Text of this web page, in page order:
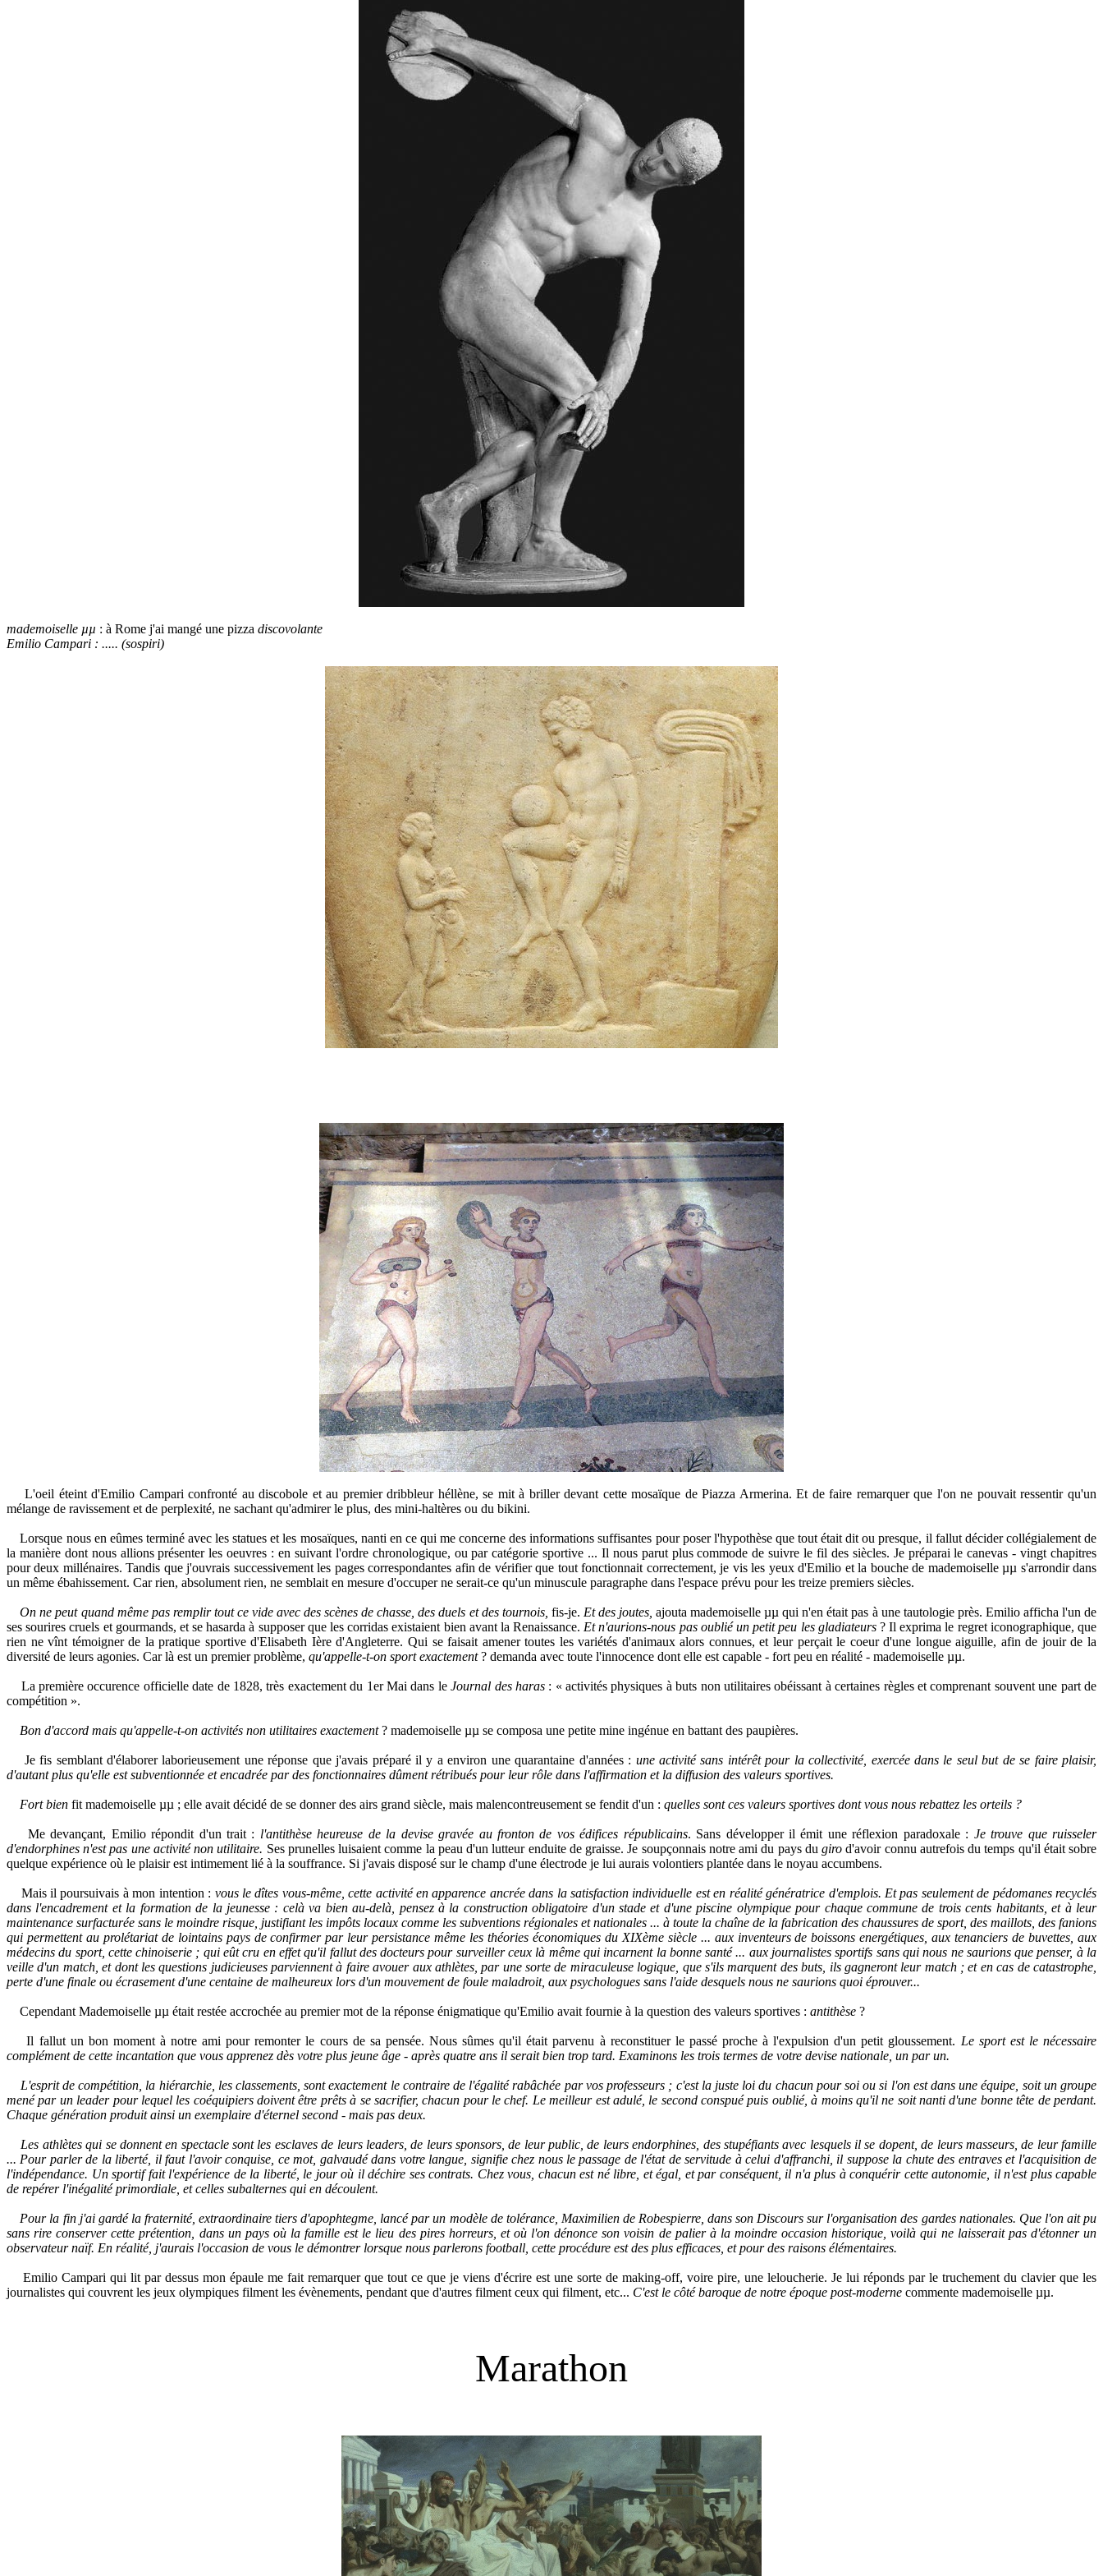
mademoiselle µµ : à Rome j'ai mangé une pizza discovolante
Emilio Campari : ..... (sospiri)
L'oeil éteint d'Emilio Campari confronté au discobole et au premier dribbleur héllène, se mit à briller devant cette mosaïque de Piazza Armerina. Et de faire remarquer que l'on ne pouvait ressentir qu'un
mélange de ravissement et de perplexité, ne sachant qu'admirer le plus, des mini-haltères ou du bikini.
Lorsque nous en eûmes terminé avec les statues et les mosaïques, nanti en ce qui me concerne des informations suffisantes pour poser l'hypothèse que tout était dit ou presque, il fallut décider collégialement de
la manière dont nous allions présenter les oeuvres : en suivant l'ordre chronologique, ou par catégorie sportive ... Il nous parut plus commode de suivre le fil des siècles. Je préparai le canevas - vingt chapitres
pour deux millénaires. Tandis que j'ouvrais successivement les pages correspondantes afin de vérifier que tout fonctionnait correctement, je vis les yeux d'Emilio et la bouche de mademoiselleµµ s'arrondir dans
un même ébahissement. Car rien, absolument rien, ne semblait en mesure d'occuper ne serait-ce qu'un minuscule paragraphe dans l'espace prévu pourles treize premiers siècles.
On ne peut quand même pas remplir tout ce vide avec des scènes de chasse, des duels et des tournois, fis-je. Et des joutes, ajoutamademoiselleµµ qui n'en était pas à une tautologie près. Emilio afficha l'un de
ses sourires cruels et gourmands, et se hasarda à supposer que les corridas existaient bien avant la Renaissance. Et n'aurions-nous pas oublié un petit peu les gladiateurs ? Il exprima le regret iconographique, que
rien ne vînt témoigner de la pratique sportive d'Elisabeth Ière d'Angleterre. Qui se faisait amener toutes les variétés d'animaux alors connues, et leur perçait le coeur d'une longue aiguille, afin de jouir de la
diversité de leurs agonies. Car là est un premier problème, qu'appelle-t-on sport exactement? demanda avec toute l'innocence dont elle est capable - fort peu en réalité - mademoiselle µµ.
La première occurence officielle date de 1828, très exactement du 1er Mai dans leJournal des haras: « activités physiques à buts non utilitaires obéissant à certaines règles et comprenant souvent une part de
compétition ».
Bon d'accord mais qu'appelle-t-on activités non utilitaires exactement? mademoiselle µµ se composa une petite mine ingénue en battant des paupières.
Je fis semblant d'élaborer laborieusement une réponse que j'avais préparé il y a environ une quarantaine d'années : une activité sans intérêt pour la collectivité, exercée dans le seul but de se faire plaisir,
d'autant plus qu'elle est subventionnée et encadrée par des fonctionnaires dûment rétribués pour leur rôle dans l'affirmation et la diffusion des valeurs sportives.
Fort bien fit mademoiselle µµ ; elle avait décidé de se donner des airs grand siècle, mais malencontreusement se fendit d'un : quelles sont ces valeurs sportives dont vous nous rebattez les orteils ?
Me devançant, Emilio répondit d'un trait : l'antithèse heureuse de la devise gravée au fronton de vos édifices républicains. Sans développer il émit une réflexion paradoxale : Je trouve que ruisseler
d'endorphines n'est pas une activité non utilitaire. Ses prunelles luisaient comme la peau d'un lutteur enduite de graisse. Je soupçonnais notre ami du pays dugirod'avoir connu autrefois du temps qu'il était sobre
quelque expérience où le plaisir est intimement lié à la souffrance. Si j'avais disposé sur le champ d'une électrode je lui aurais volontiers plantée dans le noyau accumbens.
Mais il poursuivais à mon intention : vous le dîtes vous-même, cette activité en apparence ancrée dans la satisfaction individuelle est en réalité génératrice d'emplois. Et pas seulement de pédomanes recyclés
dans l'encadrement et la formation de la jeunesse : celà va bien au-delà, pensez à la construction obligatoire d'un stade et d'une piscine olympique pour chaque commune de trois cents habitants, et à leur
maintenance surfacturée sans le moindre risque, justifiant les impôts locaux comme les subventions régionales et nationales ... à toute la chaîne de la fabrication des chaussures de sport, des maillots, des fanions
qui permettent au prolétariat de lointains pays de confirmer par leur persistance même les théories économiques du XIXème siècle ... aux inventeurs de boissons energétiques, aux tenanciers de buvettes, aux
médecins du sport, cette chinoiserie ; qui eût cru en effet qu'il fallut des docteurs pour surveiller ceux là même qui incarnent la bonne santé ... aux journalistes sportifs sans qui nous ne saurions que penser, à la
veille d'un match, et dont les questions judicieuses parviennent à faire avouer aux athlètes, par une sorte de miraculeuse logique, que s'ils marquent des buts, ils gagneront leur match ; et en cas de catastrophe,
perte d'une finale ou écrasement d'une centaine de malheureux lors d'un mouvement de foule maladroit, aux psychologues sans l'aide desquels nous ne saurions quoi éprouver...
Cependant Mademoiselle µµ était restée accrochée au premier mot de la réponse énigmatique qu'Emilio avait fournie à la question des valeurs sportives : antithèse ?
Il fallut un bon moment à notre ami pour remonter le cours de sa pensée. Nous sûmes qu'il était parvenu à reconstituer le passé proche à l'expulsion d'un petit gloussement. Le sport est le nécessaire
complément de cette incantation que vous apprenez dès votre plus jeune âge - après quatre ans il serait bien trop tard. Examinons les trois termes de votre devise nationale, un par un.
L'esprit de compétition, la hiérarchie, les classements, sont exactement le contraire de l'égalité rabâchée par vos professeurs ; c'est la juste loi du chacun pour soi ou si l'on est dans une équipe, soit un groupe
mené par un leader pour lequel les coéquipiers doivent être prêts à se sacrifier, chacun pour le chef. Le meilleur est adulé, le second conspué puis oublié, à moins qu'il ne soit nanti d'une bonne tête de perdant.
Chaque génération produit ainsi un exemplaire d'éternel second - mais pas deux.
Les athlètes qui se donnent en spectacle sont les esclaves de leurs leaders, de leurs sponsors, de leur public, de leurs endorphines, des stupéfiants avec lesquels il se dopent, de leurs masseurs, de leur famille
... Pour parler de la liberté, il faut l'avoir conquise, ce mot, galvaudé dans votre langue, signifie chez nous le passage de l'état de servitude à celui d'affranchi, il suppose la chute des entraves et l'acquisition de
l'indépendance. Un sportif fait l'expérience de la liberté, le jour où il déchire ses contrats. Chez vous, chacun est né libre, et égal, et par conséquent, il n'a plus à conquérir cette autonomie, il n'est plus capable
de repérer l'inégalité primordiale, et celles subalternes qui en découlent.
Pour la fin j'ai gardé la fraternité, extraordinairetiers d'apophtegme, lancé par un modèle de tolérance, Maximilien de Robespierre, dans son Discours sur l'organisation des gardes nationales. Que l'on ait pu
sans rire conserver cette prétention, dans un pays où la famille est le lieu des pires horreurs, et où l'on dénonce son voisin de palier à la moindre occasion historique, voilà qui ne laisserait pas d'étonner un
observateur naïf. En réalité, j'aurais l'occasion de vous le démontrer lorsque nous parlerons football, cette procédure est des plus efficaces, et pour des raisons élémentaires.
Emilio Campari qui lit par dessus mon épaule me fait remarquer que tout ce que je viens d'écrire est une sorte de making-off, voire pire, une leloucherie. Je lui réponds par le truchement du clavier que les
journalistes qui couvrent les jeux olympiques filment les évènements, pendant que d'autres filment ceux qui filment, etc... C'est le côté baroque de notre époque post-moderne commente mademoiselle µµ.
Marathon